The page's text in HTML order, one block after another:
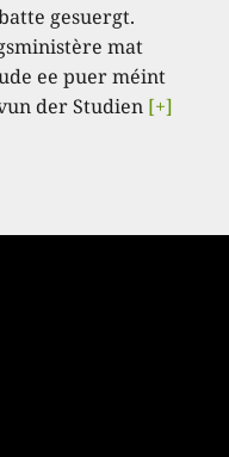
gesuergt.
mat
ee puer méint
der Studien [+]